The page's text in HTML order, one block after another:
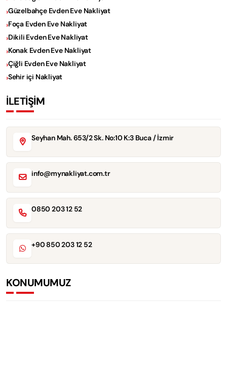
Güzelbahçe Evden Eve Nakliyat
Foça Evden Eve Nakliyat
Dikili Evden Eve Nakliyat
Konak Evden Eve Nakliyat
Çiğli Evden Eve Nakliyat
Sehir içi Nakliyat
İLETİŞİM
Seyhan Mah. 653/2 Sk. No:10 K:3 Buca / İzmir
info@mynakliyat.com.tr
0850 203 12 52
+90 850 203 12 52
KONUMUMUZ